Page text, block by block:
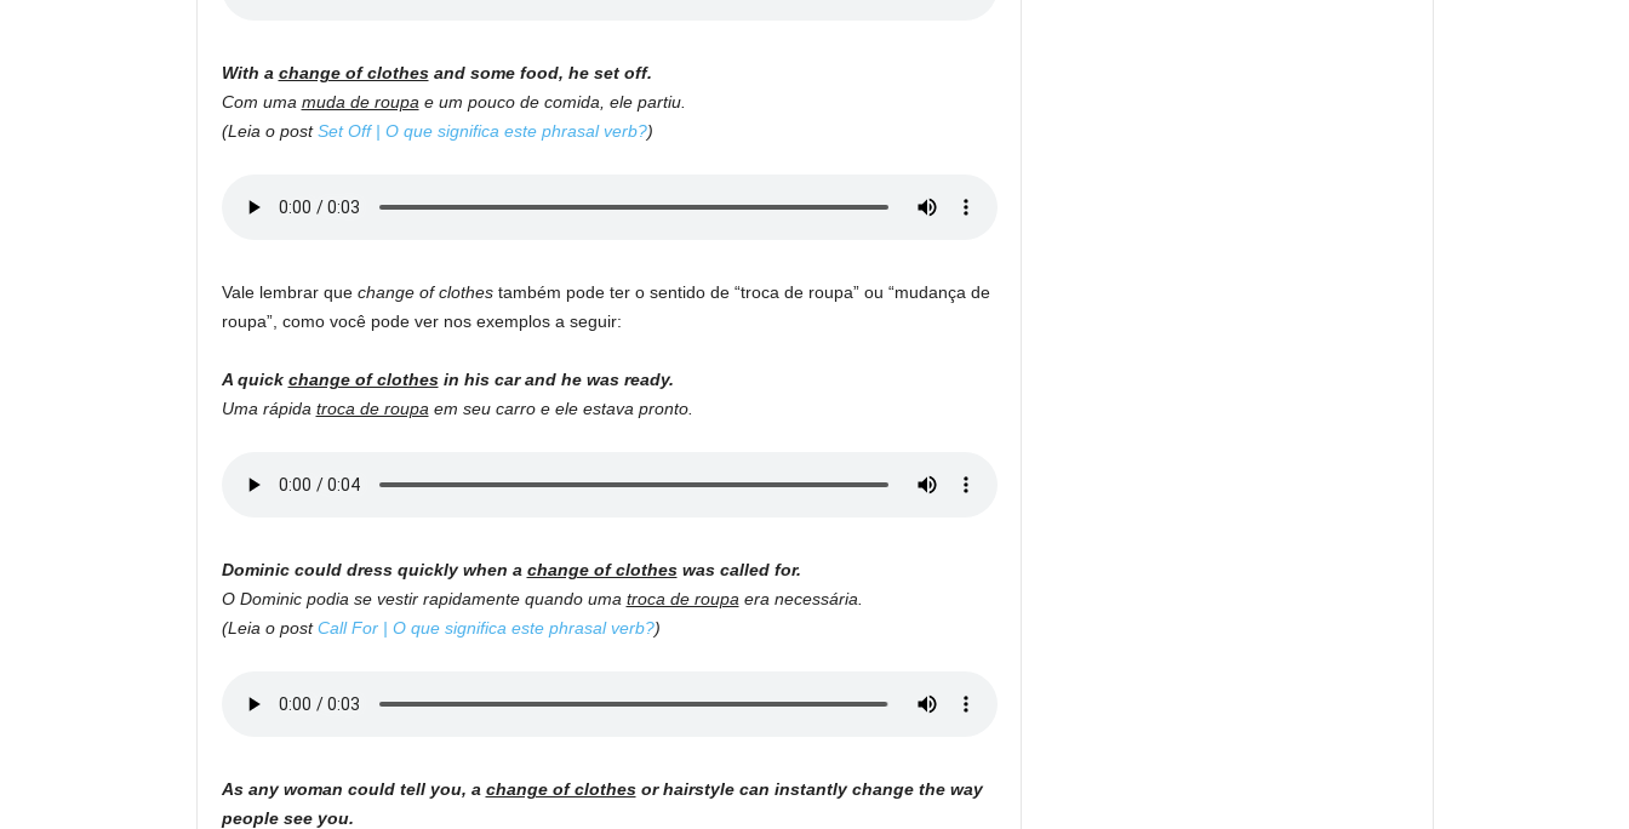
With a change of clothesand some food, he set off.
Com uma muda de roupa e um pouco de comida, ele partiu.
(Leia o postSet Off | O que significa este phrasal verb?)
Vale lembrar que change of clothestambém pode ter o sentido de “troca de roupa” ou “mudança de
roupa”, como você pode ver nos exemplos a seguir:
A quick change of clothesin his car and he was ready.
Uma rápida troca de roupa em seu carro e ele estava pronto.
Dominic could dress quickly when a change of clotheswas called for.
O Dominic podia se vestir rapidamente quando uma troca de roupa era necessária.
(Leia o postCall For | O que significa este phrasal verb?)
As any woman could tell you, a change of clothesor hairstyle can instantly change the way
people see you.